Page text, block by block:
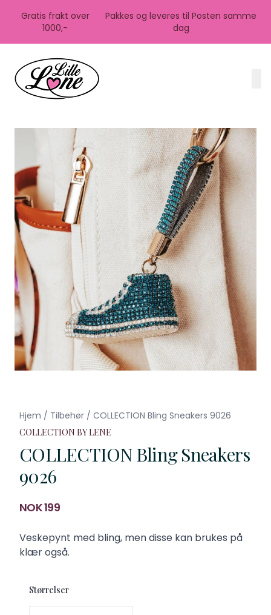
Gratis frakt over
1000,-
Pakkes og leveres til Posten samme
dag
Hjem / Tilbehør / COLLECTION Bling Sneakers 9026
COLLECTION BY LENE
COLLECTION Bling Sneakers
9026
Produktdetaljer
NOK 199
Description
Veskepynt med bling, men disse kan brukes på
klær også.
Størrelser
Velg en Størrelser